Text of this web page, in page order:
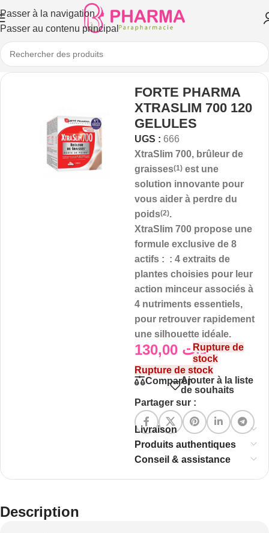
Passer à la navigation
Passer au contenu principal
FORTE PHARMA
XTRASLIM 700 120
GELULES
UGS : 666
XtraSlim 700, brûleur de
graisses(1) est une
solution innovante pour
vous aider à perdre du
poids(2).
XtraSlim 700 propose une
formule exclusive de 8
actifs : : 4 extraits de
plantes choisies pour leur
action minceur associés à
4 nutriments essentiels,
pour retrouver rapidement
une silhouette idéale.
د.تRupture de
stock
Rupture de stock
ComparerAjouter à la liste
de souhaits
Partager sur :
Livraison
Produits authentiques
Conseil & assistance
Description